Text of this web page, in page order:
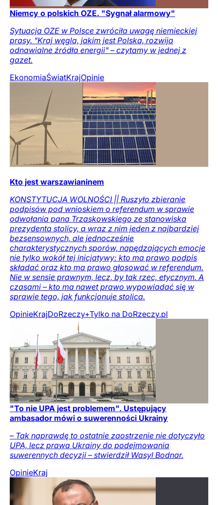
Niemcy o polskich OZE. "Sygnał alarmowy"
Sytuacja OZE w Polsce zwróciła uwagę niemieckiej
prasy. "Kraj węgla, jakim jest Polska, rozwija
odnawialne źródła energii" – czytamy w jednej z
gazet.
EkonomiaŚwiatKrajOpinie
Kto jest warszawianinem
KONSTYTUCJA WOLNOŚCI || Ruszyło zbieranie
podpisów pod wnioskiem o referendum w sprawie
odwołania pana Trzaskowskiego ze stanowiska
prezydenta stolicy, a wraz z nim jeden z najbardziej
bezsensownych, ale jednocześnie
charakterystycznych sporów, napędzających emocje
nie tylko wokół tej inicjatywy: kto ma prawo podpis
składać oraz kto ma prawo głosować w referendum.
Nie w sensie prawnym, lecz, by tak rzec, etycznym. A
czasami – kto ma nawet prawo wypowiadać się w
sprawie tego, jak funkcjonuje stolica.
OpinieKrajDoRzeczy+Tylko na DoRzeczy.pl
"To nie UPA jest problemem". Ustępujący
ambasador mówi o suwerenności Ukrainy
– Tak naprawdę to ostatnie zaostrzenie nie dotyczyło
UPA, lecz prawa Ukrainy do podejmowania
suwerennych decyzji – stwierdził Wasyl Bodnar.
OpinieKraj